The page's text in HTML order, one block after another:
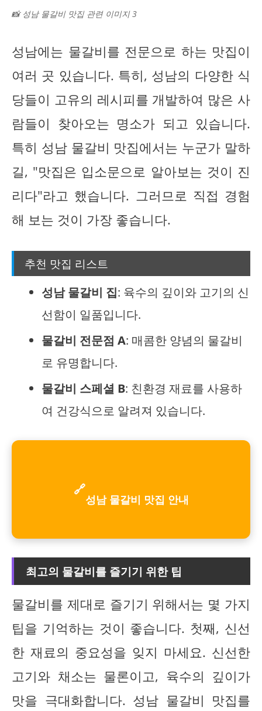
📸 성남 물갈비 맛집 관련 이미지 3
성남에는 물갈비를 전문으로 하는 맛집이
여러 곳 있습니다. 특히, 성남의 다양한 식
당들이 고유의 레시피를 개발하여 많은 사
람들이 찾아오는 명소가 되고 있습니다.
특히 성남 물갈비 맛집에서는 누군가 말하
길, "맛집은 입소문으로 알아보는 것이 진
리다"라고 했습니다. 그러므로 직접 경험
해 보는 것이 가장 좋습니다.
추천 맛집 리스트
성남 물갈비 집: 육수의 깊이와 고기의 신
선함이 일품입니다.
물갈비 전문점 A: 매콤한 양념의 물갈비
로 유명합니다.
물갈비 스페셜 B: 친환경 재료를 사용하
여 건강식으로 알려져 있습니다.
🔗
성남 물갈비 맛집 안내
최고의 물갈비를 즐기기 위한 팁
물갈비를 제대로 즐기기 위해서는 몇 가지
팁을 기억하는 것이 좋습니다. 첫째, 신선
한 재료의 중요성을 잊지 마세요. 신선한
고기와 채소는 물론이고, 육수의 깊이가
맛을 극대화합니다. 성남 물갈비 맛집를